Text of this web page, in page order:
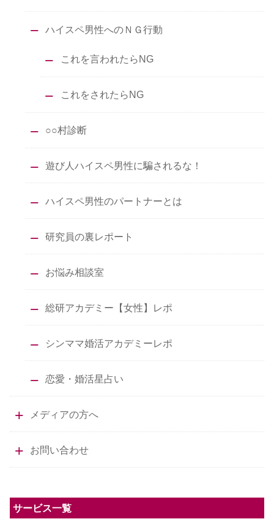
ハイスペ男性へのＮＧ行動
これを言われたらNG
これをされたらNG
○○村診断
遊び人ハイスペ男性に騙されるな！
ハイスペ男性のパートナーとは
研究員の裏レポート
お悩み相談室
総研アカデミー【女性】レポ
シンママ婚活アカデミーレポ
恋愛・婚活星占い
メディアの方へ
お問い合わせ
サービス一覧